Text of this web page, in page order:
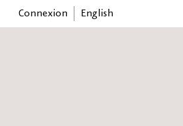
Connexion English